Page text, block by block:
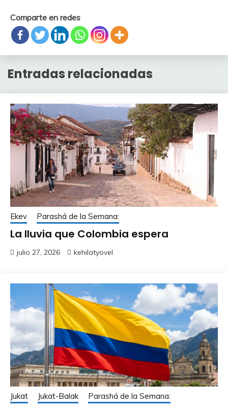
Comparte en redes
Entradas relacionadas
Ekev Parashá de la Semana:
La lluvia que Colombia espera
julio 27, 2026 kehilatyovel
Jukat Jukat-Balak Parashá de la Semana: